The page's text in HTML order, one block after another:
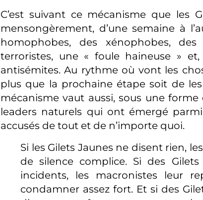
C’est suivant ce mécanisme que les
mensongèrement, d’une semaine à
homophobes, des xénophobes,
terroristes, une « foule haineuse »
antisémites. Au rythme où vont les
plus que la prochaine étape soit de
mécanisme vaut aussi, sous une
leaders naturels qui ont émergé
accusés de tout et de n’importe quoi.
Si les Gilets Jaunes ne disent rien,
de silence complice. Si des
incidents, les macronistes leur
condamner assez fort. Et si des